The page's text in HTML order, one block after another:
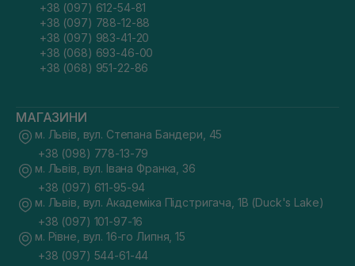
+38 (097) 612-54-81
+38 (097) 788-12-88
+38 (097) 983-41-20
+38 (068) 693-46-00
+38 (068) 951-22-86
МАГАЗИНИ
м. Львів, вул. Степана Бандери, 45
+38 (098) 778-13-79
м. Львів, вул. Івана Франка, 36
+38 (097) 611-95-94
м. Львів, вул. Академіка Підстригача, 1В (Duck's Lake)
+38 (097) 101-97-16
м. Рівне, вул. 16-го Липня, 15
+38 (097) 544-61-44